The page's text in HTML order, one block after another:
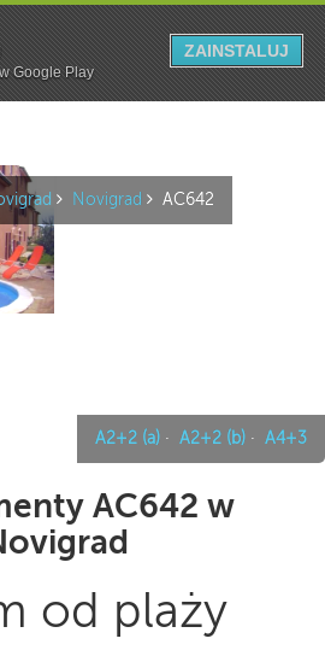
A2+2 (a) · A2+2 (b) · A4+3
Novigrad AC642
AC642 w
od plaży
Google Play
ZAINSTALUJ